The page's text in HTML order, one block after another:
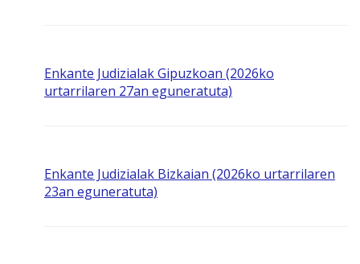
Enkante Judizialak Gipuzkoan (2026ko
urtarrilaren 27an eguneratuta)
Enkante Judizialak Bizkaian (2026ko urtarrilaren
23an eguneratuta)